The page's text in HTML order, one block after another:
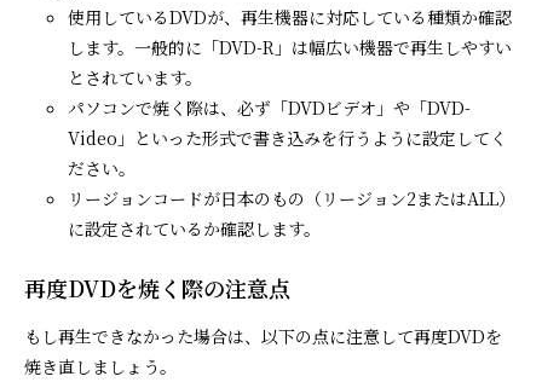
使用しているDVDが、再生機器に対応している種類か確認
します。一般的に「DVD-R」は幅広い機器で再生しやすい
とされています。
パソコンで焼く際は、必ず「DVDビデオ」や「DVD-
Video」といった形式で書き込みを行うように設定してく
ださい。
リージョンコードが日本のもの（リージョン2またはALL）
に設定されているか確認します。
再度DVDを焼く際の注意点
もし再生できなかった場合は、以下の点に注意して再度DVDを
焼き直しましょう。